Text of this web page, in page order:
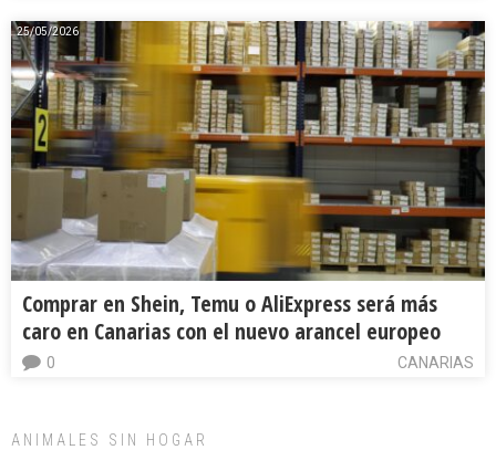
25/05/2026
Comprar en Shein, Temu o AliExpress será más
caro en Canarias con el nuevo arancel europeo
CANARIAS
0
ANIMALES SIN HOGAR